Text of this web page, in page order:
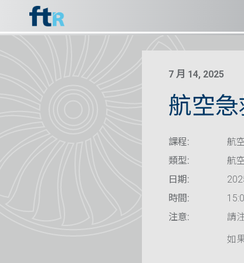
7 月 14, 2025
航空急
課程:
航
類型:
航
日期:
時間:
注意:
請
如